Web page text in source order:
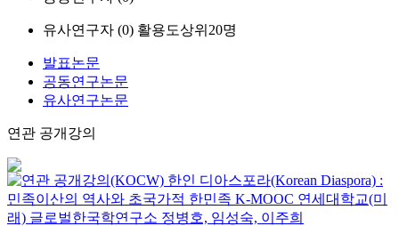
유사연구자 (0) 활용도상위20명
발표논문
공동연구논문
유사연구논문
연관 공개강의
한인 디아스포라(Korean Diaspora) :
민족이산의 역사와 초국가적 한민족 K-MOOC 연세대학교(미
래) 글로벌한국학연구소 정병호, 임성숙, 이주희